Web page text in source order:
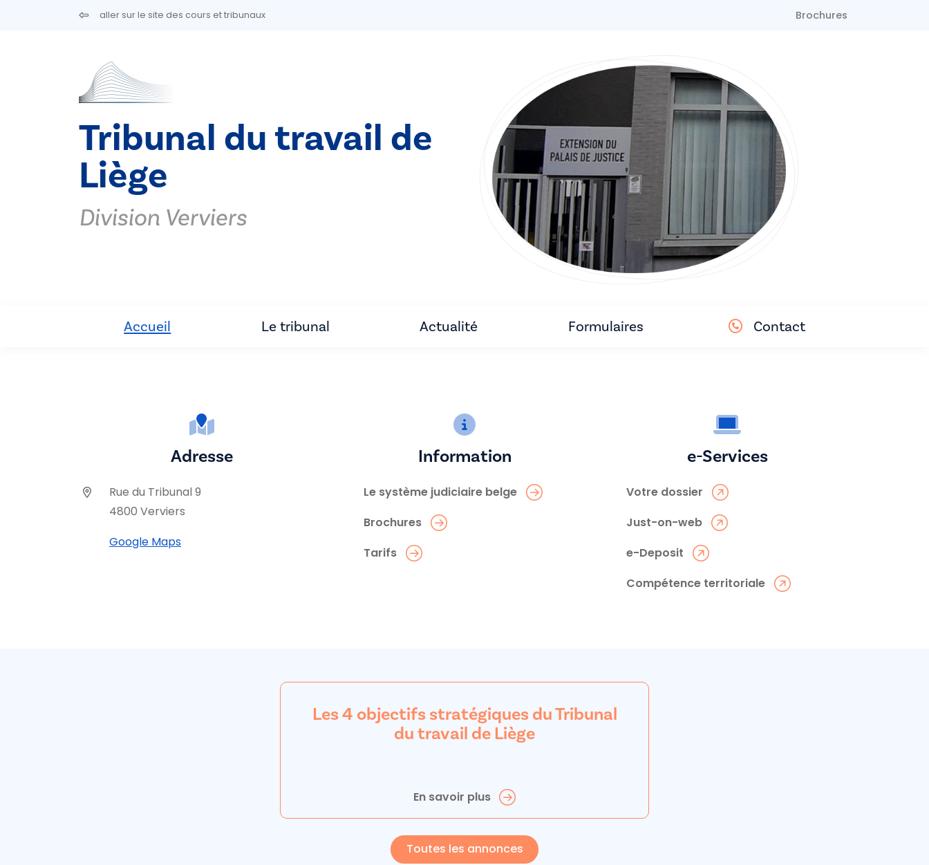
Aller au contenu principalaller sur le site des cours et tribunaux Brochures
Tribunal du travail de
Liège
Division Verviers
Accueil Le tribunal Actualité Formulaires Contact
Adresse
Rue du Tribunal 9
4800 Verviers
Google Maps
Information
Le système judiciaire belge
Brochures
Tarifs
e-Services
Votre dossier
Just-on-web
e-Deposit
Compétence territoriale
Les 4 objectifs stratégiques du Tribunal
du travail de Liège
En savoir plus
Toutes les annonces